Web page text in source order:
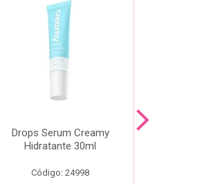
Drops Serum Creamy
Hidratante 30ml
Código: 24998